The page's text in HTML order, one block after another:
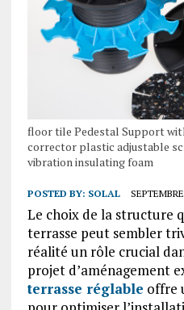
floor tile Pedestal Support
corrector plastic adjustable
vibration insulating foam
POSTED BY: SOLAL
Le choix de la structure
terrasse peut sembler
réalité un rôle crucial
projet d’aménagement
terrasse réglable offre